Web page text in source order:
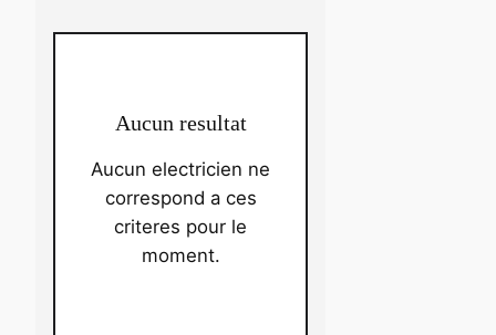
Aucun resultat
Aucun electricien ne
correspond a ces
criteres pour le
moment.